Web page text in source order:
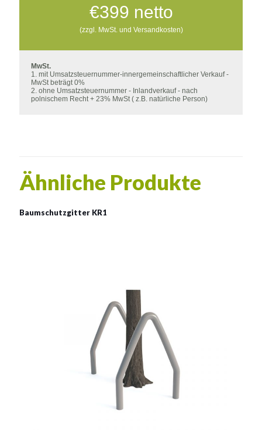
€399 netto
(zzgl. MwSt. und Versandkosten)
MwSt.
1. mit Umsatzsteuernummer-innergemeinschaftlicher Verkauf -
MwSt beträgt 0%
2. ohne Umsatzsteuernummer - Inlandverkauf - nach
polnischem Recht + 23% MwSt ( z.B. natürliche Person)
Ähnliche Produkte
Baumschutzgitter KR1